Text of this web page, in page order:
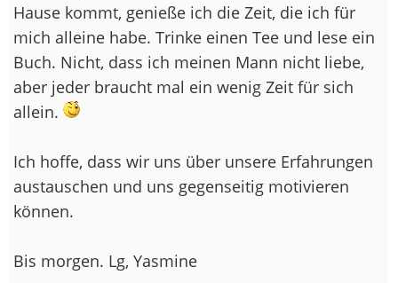
Hause kommt, genieße ich die Zeit, die ich für
mich alleine habe. Trinke einen Tee und lese ein
Buch. Nicht, dass ich meinen Mann nicht liebe,
aber jeder braucht mal ein wenig Zeit für sich
allein.
Ich hoffe, dass wir uns über unsere Erfahrungen
austauschen und uns gegenseitig motivieren
können.
Bis morgen. Lg, Yasmine